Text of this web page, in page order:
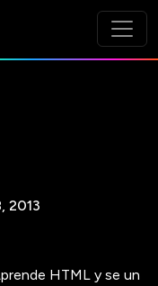
2013
HTML y se un